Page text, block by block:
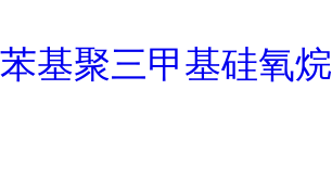
苯基聚三甲基硅氧烷